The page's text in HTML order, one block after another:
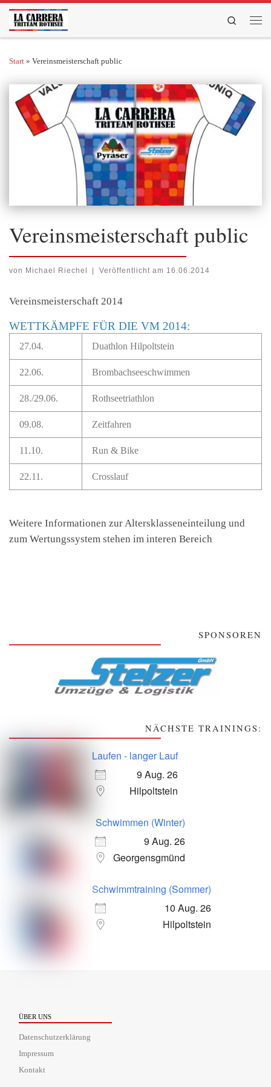
Zum Inhalt springen
Search
Start » Vereinsmeisterschaft public
Vereinsmeisterschaft public
von Michael Riechel | Veröffentlicht am 16.06.2014
Vereinsmeisterschaft 2014
WETTKÄMPFE FÜR DIE VM 2014:
27.04. Duathlon Hilpoltstein
22.06. Brombachseeschwimmen
28./29.06. Rothseetriathlon
09.08. Zeitfahren
11.10. Run & Bike
22.11. Crosslauf
Weitere Informationen zur Altersklasseneinteilung und
zum Wertungssystem stehen im interen Bereich
SPONSOREN
NÄCHSTE TRAININGS:
Laufen - langer Lauf
9 Aug. 26
Hilpoltstein
Schwimmen (Winter)
9 Aug. 26
Georgensgmünd
Schwimmtraining (Sommer)
10 Aug. 26
Hilpoltstein
ÜBER UNS
Datenschutzerklärung
Impressum
Kontakt